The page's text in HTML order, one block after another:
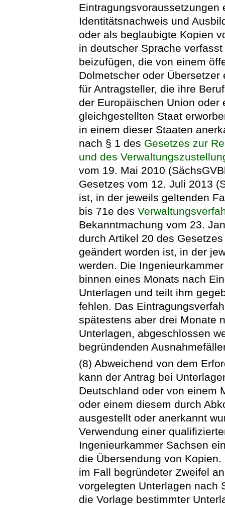
Eintragungsvoraussetzungen
Identitätsnachweis und
oder als beglaubigte Kopien
in deutscher Sprache
beizufügen, die von einem
Dolmetscher oder
für Antragsteller, die ihre
der Europäischen Union oder
gleichgestellten Staat
in einem dieser Staaten
nach § 1 des Gesetzes zur
und des
vom 19. Mai 2010
Gesetzes vom 12. Juli 2013
ist, in der jeweils geltenden
bis 71e des
Bekanntmachung vom 23.
durch Artikel 20 des
geändert worden ist, in der
werden. Die
binnen eines Monats nach
Unterlagen und teilt ihm
fehlen. Das
spätestens aber drei Monate
Unterlagen, abgeschlossen
begründenden
(8) Abweichend von dem
kann der Antrag bei
Deutschland oder von einem
oder einem diesem durch
ausgestellt oder anerkannt
Verwendung einer
Ingenieurkammer Sachsen
die Übersendung von
im Fall begründeter Zweifel
vorgelegten Unterlagen nach
die Vorlage bestimmter